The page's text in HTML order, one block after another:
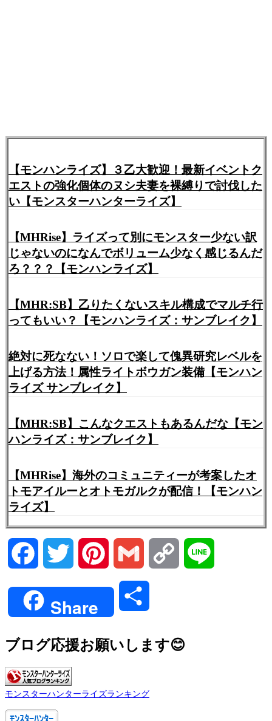
【モンハンライズ】３乙大歓迎！最新イベントク
エストの強化個体のヌシ夫妻を裸縛りで討伐した
い【モンスターハンターライズ】
【MHRise】ライズって別にモンスター少ない訳
じゃないのになんでボリューム少なく感じるんだ
ろ？？？【モンハンライズ】
【MHR:SB】乙りたくないスキル構成でマルチ行
ってもいい？【モンハンライズ：サンブレイク】
絶対に死なない！ソロで楽して傀異研究レベルを
上げる方法！属性ライトボウガン装備【モンハン
ライズ サンブレイク】
【MHR:SB】こんなクエストもあるんだな【モン
ハンライズ：サンブレイク】
【MHRise】海外のコミュニティーが考案したオ
トモアイルーとオトモガルクが配信！【モンハン
ライズ】
Facebook Twitter Pinterest Gmail Copy
Share
ブログ応援お願いします😊
モンスターハンターライズランキング